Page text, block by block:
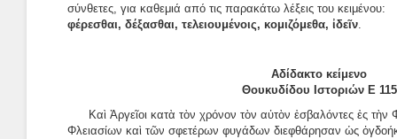
σύνθετες, για καθεμιά από τις παρακάτω λέξεις του κειμένου:
φέρεσθαι, δέξασθαι, τελειουμένοις, κομιζόμεθα, ἰδεῖν.
Αδίδακτο κείμενο
Θουκυδίδου Ιστοριών Ε 115
Καὶ Ἀργεῖοι κατὰ τὸν χρόνον τὸν αὐτὸν ἐσβαλόντες ἐς τὴν
Φλειασίων καὶ τῶν σφετέρων φυγάδων διεφθάρησαν ὡς